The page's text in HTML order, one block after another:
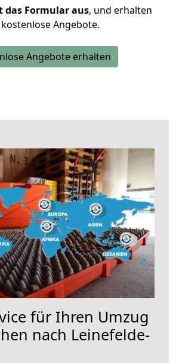
das Formular aus, und erhalten
kostenlose Angebote.
Angebote erhalten
für Ihren Umzug
nach Leinefelde-